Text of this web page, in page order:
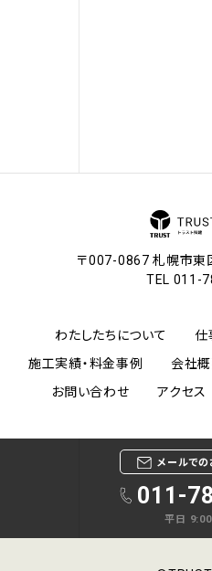
〒007-0867 札幌市東
TEL 011-
わたしたちについて 仕
施工実績・料金事例
会社
お問い合わせ
アクセス
メールで
011-
平日